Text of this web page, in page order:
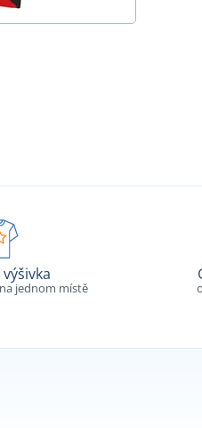
jednom místě